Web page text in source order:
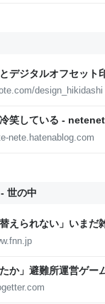
デジタルオフセット
ひきだし 津田淳子
design_hikidashi
冷笑している -
nete.hatenablog.com
世の中
えられない」いま
ない」 令和8年熊本
たか」避難所運営ゲ
が「すでに提供した
可能とは限らない」